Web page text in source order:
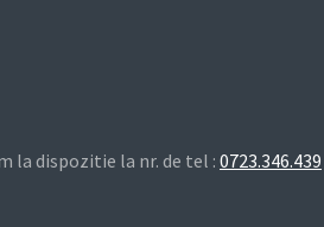
la dispozitie la nr. de tel :0723.346.439